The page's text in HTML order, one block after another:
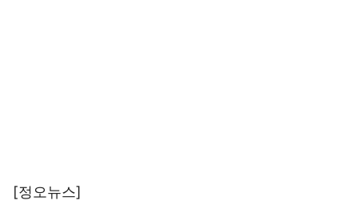
[정오뉴스]